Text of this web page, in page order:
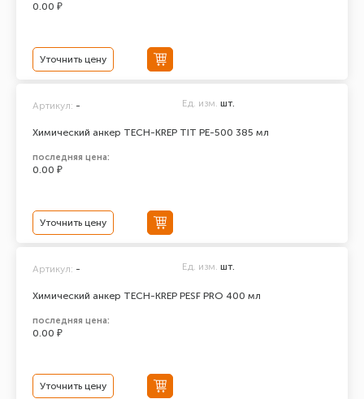
0.00 ₽
Уточнить цену
Химический анкер TECH-KREP TIT PE-500 385 мл
Артикул: - Ед. изм. шт.
последняя цена:
0.00 ₽
Уточнить цену
Химический анкер TECH-KREP PESF PRO 400 мл
Артикул: - Ед. изм. шт.
последняя цена:
0.00 ₽
Уточнить цену